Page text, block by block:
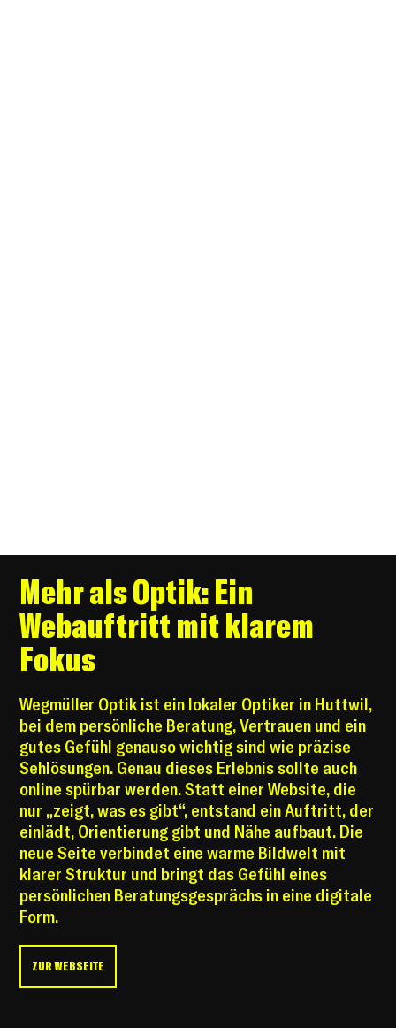
Mehr als Optik: Ein
Webauftritt mit klarem
Fokus
Wegmüller Optik ist ein lokaler Optiker in Huttwil,
bei dem persönliche Beratung, Vertrauen und ein
gutes Gefühl genauso wichtig sind wie präzise
Sehlösungen. Genau dieses Erlebnis sollte auch
online spürbar werden. Statt einer Website, die
nur „zeigt, was es gibt“, entstand ein Auftritt, der
einlädt, Orientierung gibt und Nähe aufbaut. Die
neue Seite verbindet eine warme Bildwelt mit
klarer Struktur und bringt das Gefühl eines
persönlichen Beratungsgesprächs in eine digitale
Form.
ZUR WEBSEITE